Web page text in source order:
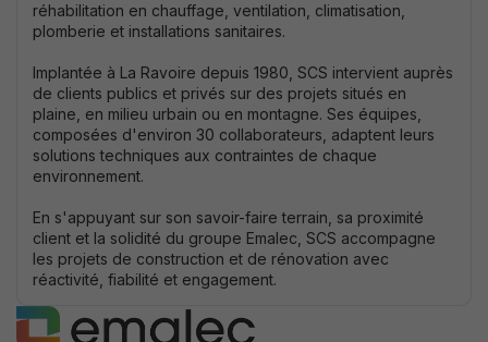
réhabilitation en chauffage, ventilation, climatisation,
plomberie et installations sanitaires.
Implantée à La Ravoire depuis 1980, SCS intervient auprès
de clients publics et privés sur des projets situés en
plaine, en milieu urbain ou en montagne. Ses équipes,
composées d'environ 30 collaborateurs, adaptent leurs
solutions techniques aux contraintes de chaque
environnement.
En s'appuyant sur son savoir-faire terrain, sa proximité
client et la solidité du groupe Emalec, SCS accompagne
les projets de construction et de rénovation avec
réactivité, fiabilité et engagement.